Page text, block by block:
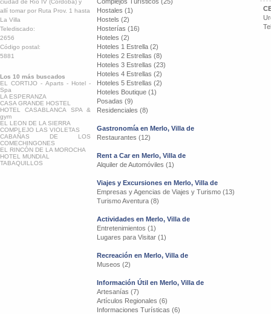
ciudad de Río IV (Córdoba) y
allí tomar por Ruta Prov. 1 hasta
La Villa
Telediscado:
2656
Código postal:
5881
Los 10 más buscados
EL CORTIJO - Aparts - Hotel -
Spa
LA ESPERANZA
CASA GRANDE HOSTEL
HOTEL CASABLANCA SPA &
gym
EL LEON DE LA SIERRA
COMPLEJO LAS VIOLETAS
CABAÑAS DE LOS
COMECHINGONES
EL RINCÓN DE LA MOROCHA
HOTEL MUNDIAL
TABAQUILLOS
Hostales (1)
Hostels (2)
Hosterías (16)
Hoteles (2)
Hoteles 1 Estrella (2)
Hoteles 2 Estrellas (8)
Hoteles 3 Estrellas (23)
Hoteles 4 Estrellas (2)
Hoteles 5 Estrellas (2)
Hoteles Boutique (1)
Posadas (9)
Residenciales (8)
Gastronomía en Merlo, Villa de
Restaurantes (12)
Rent a Car en Merlo, Villa de
Alquiler de Automóviles (1)
Viajes y Excursiones en Merlo, Villa de
Empresas y Agencias de Viajes y Turismo (13)
Turismo Aventura (8)
Actividades en Merlo, Villa de
Entretenimientos (1)
Lugares para Visitar (1)
Recreación en Merlo, Villa de
Museos (2)
Información Útil en Merlo, Villa de
Artesanías (7)
Artículos Regionales (6)
Informaciones Turísticas (6)